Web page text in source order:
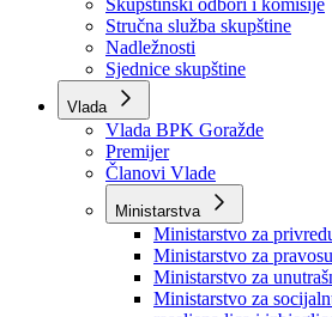
Poslanici po klubovima naroda
Kolegij skupštine
Skupštinski odbori i komisije
Stručna služba skupštine
Nadležnosti
Sjednice skupštine
Vlada
Vlada BPK Goražde
Premijer
Članovi Vlade
Ministarstva
Ministarstvo za